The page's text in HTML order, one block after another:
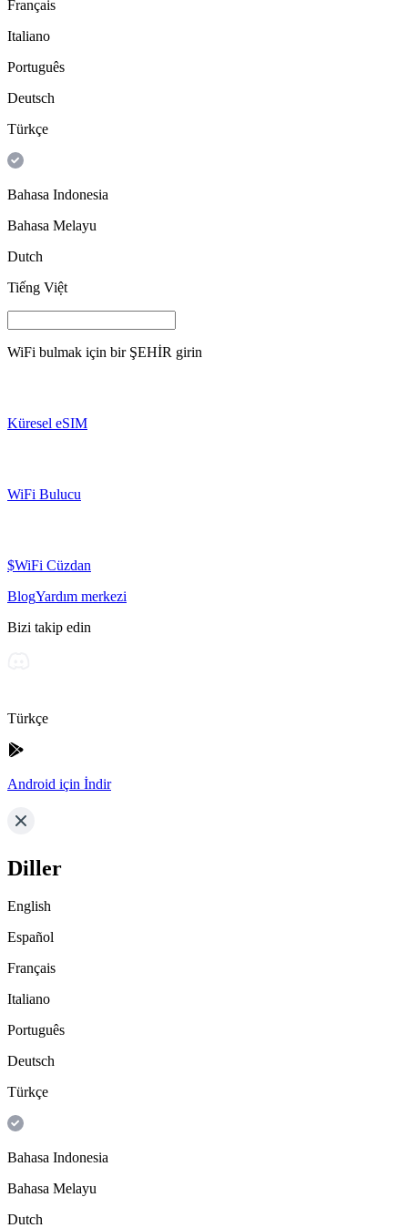
Français
Italiano
Português
Deutsch
Türkçe
Bahasa Indonesia
Bahasa Melayu
Dutch
Tiếng Việt
WiFi bulmak için bir ŞEHİR girin
Küresel eSIM
WiFi Bulucu
$WiFi Cüzdan
BlogYardım merkezi
Bizi takip edin
Türkçe
Android için İndir
Diller
English
Español
Français
Italiano
Português
Deutsch
Türkçe
Bahasa Indonesia
Bahasa Melayu
Dutch